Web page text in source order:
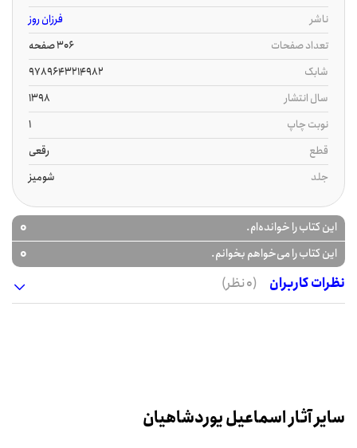
ناشر
فرزان روز
تعداد صفحات
306 صفحه
شابک
9789643214982
سال انتشار
1398
نوبت چاپ
1
قطع
رقعی
جلد
شومیز
این کتاب را خوانده‌ام. 0
این کتاب را می‌خواهم بخوانم.
0
نظرات کاربران
(0 نظر)
سایر آثار اسماعیل یوردشاهیان